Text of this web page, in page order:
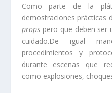
Como parte de la
demostraciones prácticas
propspero que deben ser
cuidado.De igual
procedimientos y
durante escenas que
como explosiones,